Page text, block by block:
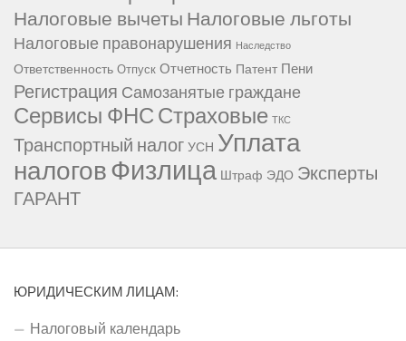
Налоговые вычетыНалоговые льготы
Налоговые правонарушения Наследство
Ответственность Отпуск Отчетность Патент Пени
Регистрация Самозанятые граждане
Сервисы ФНССтраховые ТКС
Транспортный налогУСН Уплата
налоговФизлица Штраф ЭДО Эксперты
ГАРАНТ
ЮРИДИЧЕСКИМ ЛИЦАМ:
Налоговый календарь